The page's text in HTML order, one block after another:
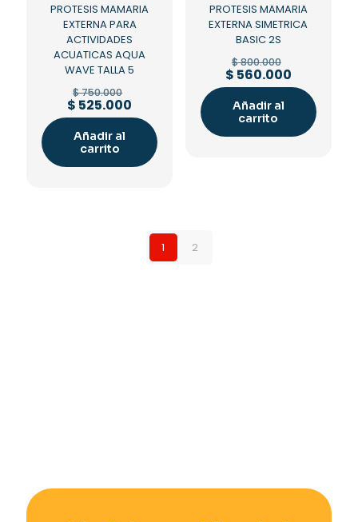
PROTESIS MAMARIA
EXTERNA PARA
ACTIVIDADES
ACUATICAS AQUA
WAVE TALLA 5
$750.000
price
was:
$ 750.000.
$ 525.000
price
$ 525.000.
Añadir al
carrito
PROTESIS MAMARIA
EXTERNA SIMETRICA
BASIC 2S
$800.000
price
was:
$ 800.000.
$ 560.000Current
price
$ 560.000.
Añadir al
carrito
1 2